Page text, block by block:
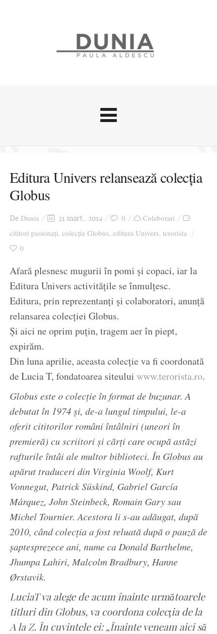
Stari afective
Zice Dunia
Cursuri povestite
Ziua culorii
Editura Univers relansează colecția
Globus
De Dunia 31 mart., 2014 0
Colaborari
cititori pasionați, colecția Globus, editura Univers, terorista
0
Afară plesnesc mugurii în pomi și copaci, iar la
Editura Univers activitățile se înmulțesc.
Editura, prin reprezentanți și colaboratori, anunță
relansarea colecției Globus.
Și aici ne oprim puțin, tragem aer în piept,
expirăm.
Din luna aprilie, aceasta colecție va fi coordonată
de Lucia T, fondatoarea siteului www.terorista.ro.
Globus este o colecţie în format de buzunar. A
debutat în 1974 şi, de-a lungul timpului, le-a
oferit cititorilor români întâlniri (uneori în
premieră) cu scriitori şi cărţi care ocupă astăzi
rafturile întâi ale multor biblioteci. În Globus au
apărut traduceri din Virginia Woolf, Kurt
Vonnegut, Patrick Süskind, Gabriel García
Márquez, John Steinbeck, Romain Gary sau
Michel Tournier. Acestora li s-au adăugat, după
2010, când colecţia a fost reluată după o pauză de
şaptesprezece ani, nume ca Donald Barthelme,
Jhumpa Lahiri, Malcolm Bradbury, Hanne
Ørstavik.
LuciaT va alege de acum înainte următoarele
titluri din Globus, va coordona colecţia de la
A la Z. În cuvintele ei: „Înainte veneam aici să